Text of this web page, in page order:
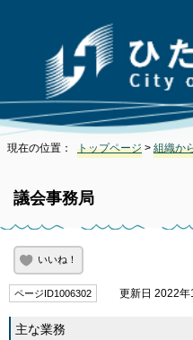
現在の位置： トップページ > 組織か
議会事務局
いいね！
ページID1006302 更新日 2022年
主な業務